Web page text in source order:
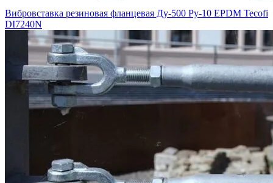
Вибровставка резиновая фланцевая Ду-500 Ру-10 EPDM Tecofi
DI7240N